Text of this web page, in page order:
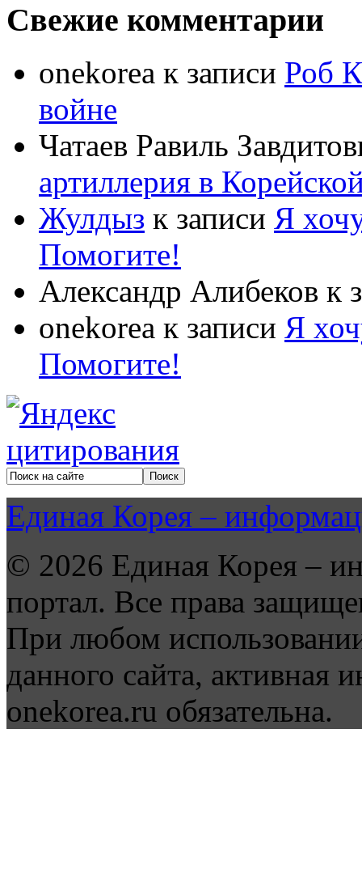
Свежие комментарии
onekorea к записи Роб
войне
Чатаев Равиль
артиллерия в
Жулдыз к записи Я
Помогите!
Александр Алибеков к
onekorea к записи Я
Помогите!
Единая Корея –
© 2026 Единая Корея –
портал. Все права
При любом
данного сайта, активная
onekorea.ru обязательна.